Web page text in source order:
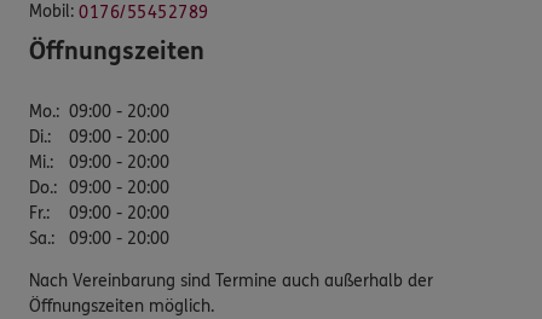
Mobil: 0176/55452789
Öffnungszeiten
Mo.: 09:00 - 20:00
Di.:
09:00 - 20:00
Mi.:
09:00 - 20:00
Do.: 09:00 - 20:00
Fr.:
09:00 - 20:00
Sa.: 09:00 - 20:00
Nach Vereinbarung sind Termine auch außerhalb der
Öffnungszeiten möglich.